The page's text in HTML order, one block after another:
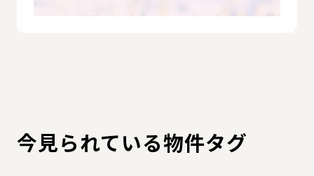
今見られている物件タグ